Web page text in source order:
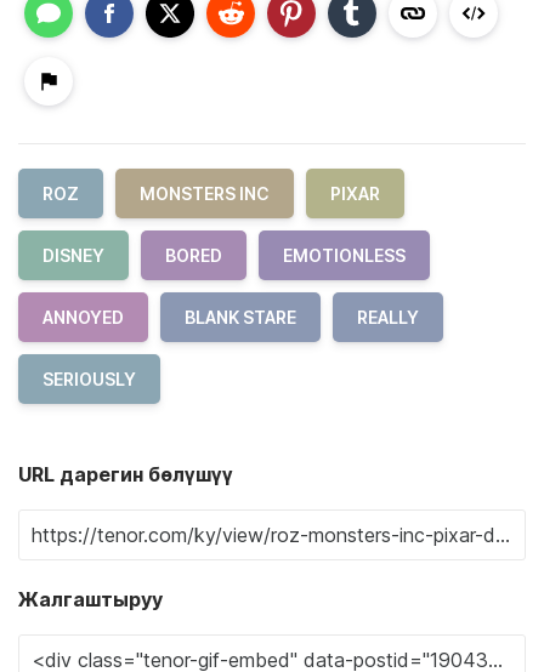
ROZ MONSTERS INC PIXAR
DISNEY BORED EMOTIONLESS
ANNOYED BLANK STARE REALLY
SERIOUSLY
URL дарегин бөлүшүү
Жалгаштыруу